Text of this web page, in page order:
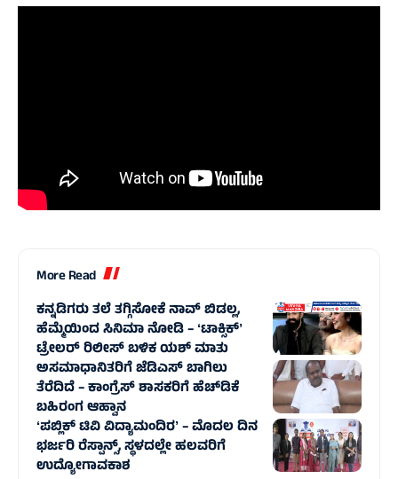
More Read
ಕನ್ನಡಿಗರು ತಲೆ ತಗ್ಗಿಸೋಕೆ ನಾವ್‌ ಬಿಡಲ್ಲ,
ಹೆಮ್ಮೆಯಿಂದ ಸಿನಿಮಾ ನೋಡಿ – ʻಟಾಕ್ಸಿಕ್‌ʼ
ಟ್ರೇಲರ್‌ ರಿಲೀಸ್‌ ಬಳಿಕ ಯಶ್‌ ಮಾತು
ಅಸಮಾಧಾನಿತರಿಗೆ ಜೆಡಿಎಸ್‌‍ ಬಾಗಿಲು
ತೆರೆದಿದೆ – ಕಾಂಗ್ರೆಸ್‌‍ ಶಾಸಕರಿಗೆ ಹೆಚ್‌ಡಿಕೆ
ಬಹಿರಂಗ ಆಹ್ವಾನ
ʻಪಬ್ಲಿಕ್‌ ಟಿವಿ ವಿದ್ಯಾಮಂದಿರʼ – ಮೊದಲ ದಿನ
ಭರ್ಜರಿ ರೆಸ್ಪಾನ್ಸ್‌, ಸ್ಥಳದಲ್ಲೇ ಹಲವರಿಗೆ
ಉದ್ಯೋಗಾವಕಾಶ